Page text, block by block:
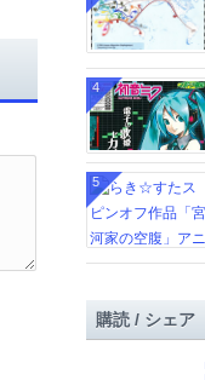
4
5
購読 / シェア